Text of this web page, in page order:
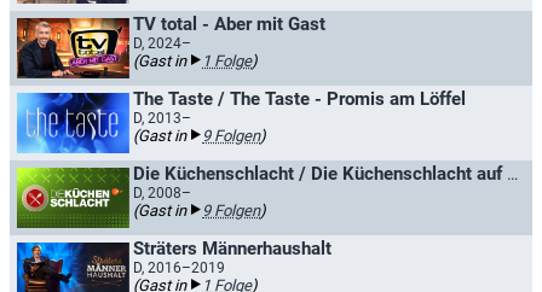
TV total - Aber mit Gast
D, 2024–
(Gast in 1 Folge)
The Taste / The Taste - Promis am Löffel
D, 2013–
(Gast in 9 Folgen)
Die Küchenschlacht / Die Küchenschlacht auf hoher See
D, 2008–
(Gast in 9 Folgen)
Sträters Männerhaushalt
D, 2016–2019
(Gast in 1 Folge)